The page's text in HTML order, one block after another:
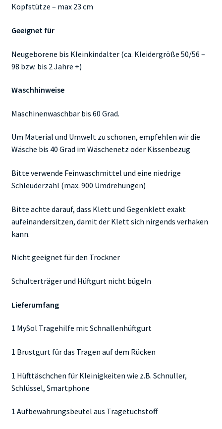
Kopfstütze – max 23 cm
Geeignet für
Neugeborene bis Kleinkindalter (ca. Kleidergröße 50/56 –
98 bzw. bis 2 Jahre +)
Waschhinweise
Maschinenwaschbar bis 60 Grad.
Um Material und Umwelt zu schonen, empfehlen wir die
Wäsche bis 40 Grad im Wäschenetz oder Kissenbezug
Bitte verwende Feinwaschmittel und eine niedrige
Schleuderzahl (max. 900 Umdrehungen)
Bitte achte darauf, dass Klett und Gegenklett exakt
aufeinandersitzen, damit der Klett sich nirgends verhaken
kann.
Nicht geeignet für den Trockner
Schulterträger und Hüftgurt nicht bügeln
Lieferumfang
1 MySol Tragehilfe mit Schnallenhüftgurt
1 Brustgurt für das Tragen auf dem Rücken
1 Hüfttäschchen für Kleinigkeiten wie z.B. Schnuller,
Schlüssel, Smartphone
1 Aufbewahrungsbeutel aus Tragetuchstoff